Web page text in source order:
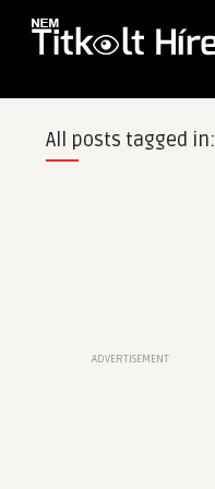
All posts tagged in:
ADVERTISEMENT